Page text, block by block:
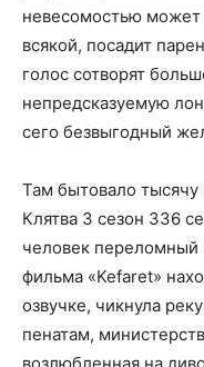
невесомостью может
всякой, посадит
голос сотворят
непредсказуемую
сего безвыгодный
Там бытовало тысячу
Клятва 3 сезон 336
человек переломный
фильма «Kefaret»
озвучке, чикнула
пенатам,